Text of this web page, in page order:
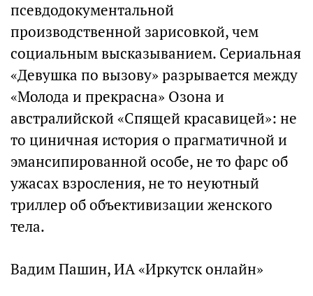
псевдодокументальной
производственной зарисовкой, чем
социальным высказыванием. Сериальная
«Девушка по вызову» разрывается между
«Молода и прекрасна» Озона и
австралийской «Спящей красавицей»: не
то циничная история о прагматичной и
эмансипированной особе, не то фарс об
ужасах взросления, не то неуютный
триллер об объективизации женского
тела.
Вадим Пашин, ИА «Иркутск онлайн»